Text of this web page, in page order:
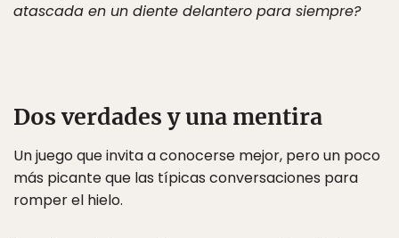
atascada en un diente delantero para siempre?
Dos verdades y una mentira
Un juego que invita a conocerse mejor, pero un poco
más picante que las típicas conversaciones para
romper el hielo.